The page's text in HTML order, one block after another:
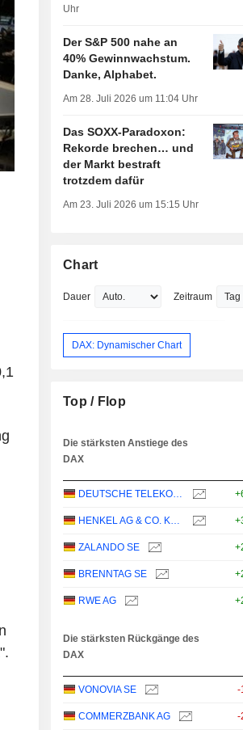
Uhr
Der S&P 500 nahe an
40% Gewinnwachstum.
Danke, Alphabet.
Am 28. Juli 2026 um 11:04 Uhr
Das SOXX-Paradoxon:
Rekorde brechen… und
der Markt bestraft
trotzdem dafür
Am 23. Juli 2026 um 15:15 Uhr
Chart
Dauer Zeitraum
DAX: Dynamischer Chart
Top / Flop
Die stärksten Anstiege des
DAX
DEUTSCHE TELEKOM AG
HENKEL AG & CO. KGAA
ZALANDO SE
BRENNTAG SE
RWE AG
Die stärksten Rückgänge des
DAX
VONOVIA SE -
COMMERZBANK AG -